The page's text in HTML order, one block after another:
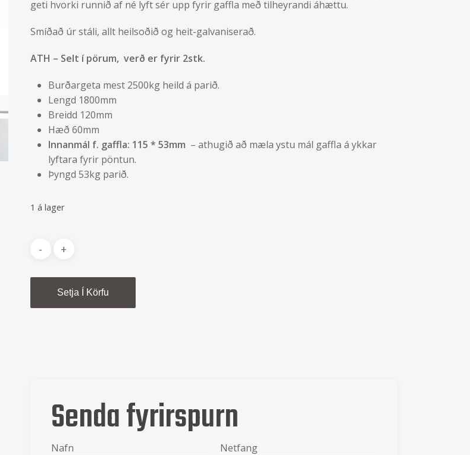
geti hvorki runnið af né lyft sér upp fyrir gaffla með tilheyrandi áhættu.
Smíðað úr stáli, allt heilsoðið og heit-galvaniserað.
ATH – Selt í pörum, verð er fyrir 2stk.
Burðargeta mest 2500kg heild á parið.
Lengd 1800mm
Breidd 120mm
Hæð 60mm
Innanmál f. gaffla: 115 * 53mm – athugið að mæla ystu mál gaffla á ykkar
lyftara fyrir pöntun.
Þyngd 53kg parið.
1 á lager
Setja Í Körfu
Senda fyrirspurn
Nafn Netfang